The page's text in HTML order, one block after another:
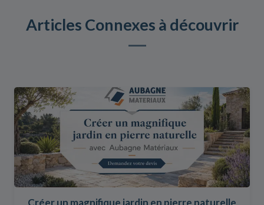
Articles Connexes à découvrir
Créer un magnifique jardin en pierre naturelle